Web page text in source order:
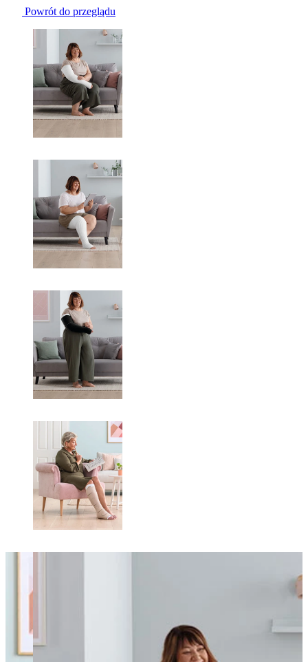
Powrót do przeglądu